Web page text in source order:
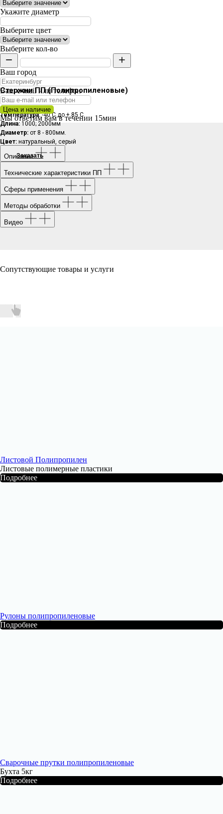
Стержни ПП (Полипропиленовые)
Температура:-40 С до + 85 С
Длина: 1000; 2000мм
Диаметр: от 8 - 800мм.
Цвет: натуральный, серый
Заказать
Укажите диаметр
Выберите цвет
Выберите кол-во
Ваш город
Ваш e-mail или телефон
Цена и наличие
Мы ответим вам в течении 15мин
Описание
Технические характеристики ПП
Сферы применения
Методы обработки
Видео
Сопутствующие товары и услуги
Листовой Полипропилен
Листовые полимерные пластики
Подробнее
Рулоны полипропиленовые
Подробнее
Сварочные прутки полипропиленовые
Бухта 5кг
Подробнее